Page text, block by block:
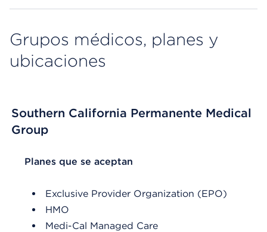
Grupos médicos, planes y
ubicaciones
Southern California Permanente Medical
Group
List Header Planes que se aceptan
Planes que se aceptan
Exclusive Provider Organization (EPO)
HMO
Medi-Cal Managed Care